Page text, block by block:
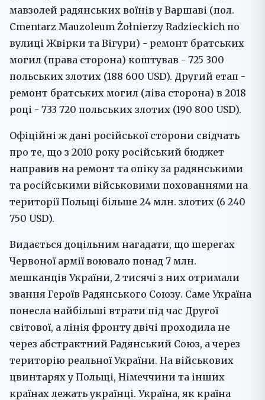
мавзолей радянських воїнів у Варшаві (пол.
Cmentarz Mauzoleum Żołnierzy Radzieckich по
вулиці Жвірки та Вігури) - ремонт братських
могил (права сторона) коштував - 725 300
польських злотих (188 600 USD). Другий етап -
ремонт братських могил (ліва сторона) в 2018
році - 733 720 польських злотих (190 800 USD).
Офіційні ж дані російської сторони свідчать
про те, що з 2010 року російський бюджет
направив на ремонт та опіку за радянськими
та російськими військовими похованнями на
території Польщі більше 24 млн. злотих (6 240
750 USD).
Видається доцільним нагадати, що шерегах
Червоної армії воювало понад 7 млн.
мешканців України, 2 тисячі з них отримали
звання Героїв Радянського Союзу. Саме Україна
понесла найбільші втрати під час Другої
світової, а лінія фронту двічі проходила не
через абстрактний Радянський Союз, а через
територію реальної України. На військових
цвинтарях у Польщі, Німеччини та інших
країнах лежать українці. Україна, як країна